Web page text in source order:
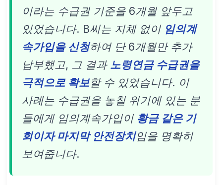
이라는 수급권 기준을 6개월 앞두고
있었습니다. B씨는 지체 없이 임의계
속가입을 신청하여 단 6개월만 추가
납부했고, 그 결과 노령연금 수급권을
극적으로 확보할 수 있었습니다. 이
사례는 수급권을 놓칠 위기에 있는 분
들에게 임의계속가입이 황금 같은 기
회이자 마지막 안전장치임을 명확히
보여줍니다.